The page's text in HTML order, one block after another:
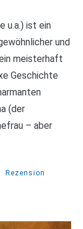
u.a.) ist ein
und
meisterhaft
Geschichte
(der
– aber
Rezension